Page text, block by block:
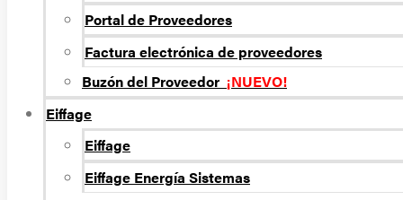
Portal de Proveedores
Factura electrónica de proveedores
Buzón del Proveedor ¡NUEVO!
Eiffage
Eiffage
Eiffage Energí­a Sistemas